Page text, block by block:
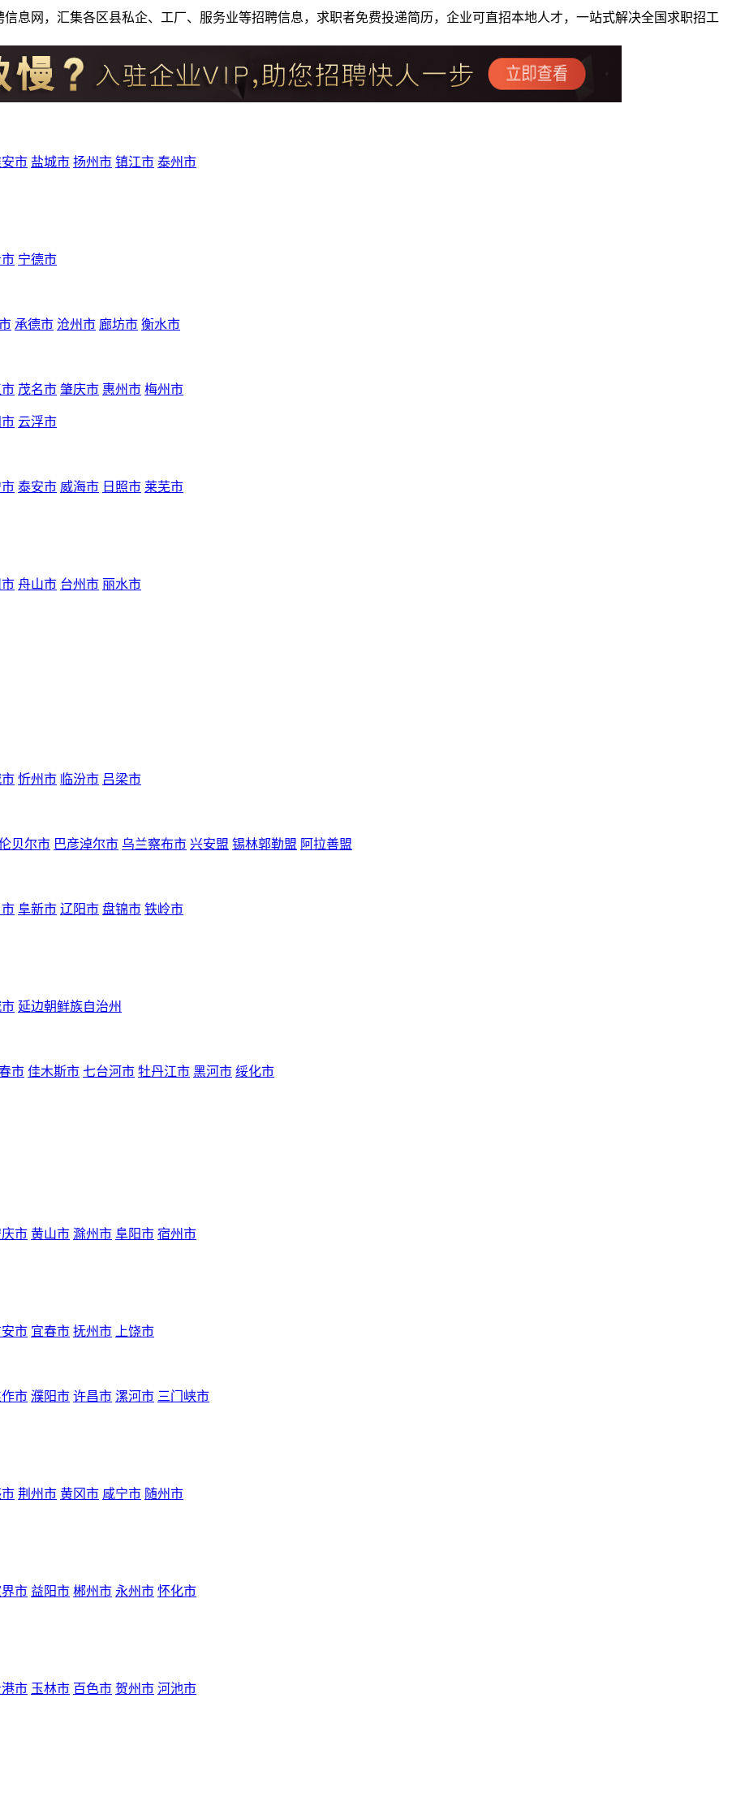
息网，汇集各区县私企、工厂、服务业等招聘信息，求职者免费投递简历，企业可直招本地人才，一站式解决全国求职招工
市 盐城市 扬州市 镇江市 泰州市
宁德市
承德市 沧州市 廊坊市 衡水市
茂名市 肇庆市 惠州市 梅州市
云浮市
泰安市 威海市 日照市 莱芜市
舟山市 台州市 丽水市
忻州市 临汾市 吕梁市
贝尔市 巴彦淖尔市 乌兰察布市 兴安盟 锡林郭勒盟 阿拉善盟
阜新市 辽阳市 盘锦市 铁岭市
延边朝鲜族自治州
市 佳木斯市 七台河市 牡丹江市 黑河市 绥化市
市 黄山市 滁州市 阜阳市 宿州市
市 宜春市 抚州市 上饶市
市 濮阳市 许昌市 漯河市 三门峡市
荆州市 黄冈市 咸宁市 随州市
市 益阳市 郴州市 永州市 怀化市
市 玉林市 百色市 贺州市 河池市